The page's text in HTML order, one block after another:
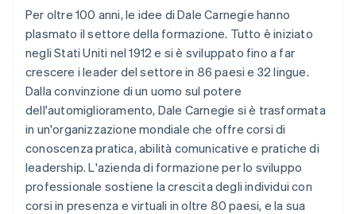
Per oltre 100 anni, le idee di Dale Carnegie hanno
plasmato il settore della formazione. Tutto è iniziato
negli Stati Uniti nel 1912 e si è sviluppato fino a far
crescere i leader del settore in 86 paesi e 32 lingue.
Dalla convinzione di un uomo sul potere
dell'automiglioramento, Dale Carnegie si è trasformata
in un'organizzazione mondiale che offre corsi di
conoscenza pratica, abilità comunicative e pratiche di
leadership. L'azienda di formazione per lo sviluppo
professionale sostiene la crescita degli individui con
corsi in presenza e virtuali in oltre 80 paesi, e la sua